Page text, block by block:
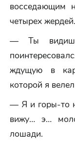
восседающим
четырех жердей.
— Ты
ждущую в
которой я
— Я и горы-то
вижу… э…
лошади.